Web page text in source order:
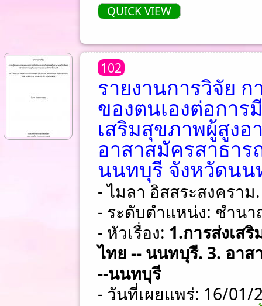
QUICK VIEW
102
รายงานการวิจัย
ของตนเองต่อการ
เสริมสุขภาพผู้สูง
อาสาสมัครสาธา
นนทบุรี จังหวัดนน
- ไมลา อิสสระสงคราม.
- ระดับตำแหน่ง: ชําน
- หัวเรื่อง: 1.การส่งเส
ไทย -- นนทบุรี. 3. อา
--นนทบุรี
- วันที่เผยแพร่: 16/01/